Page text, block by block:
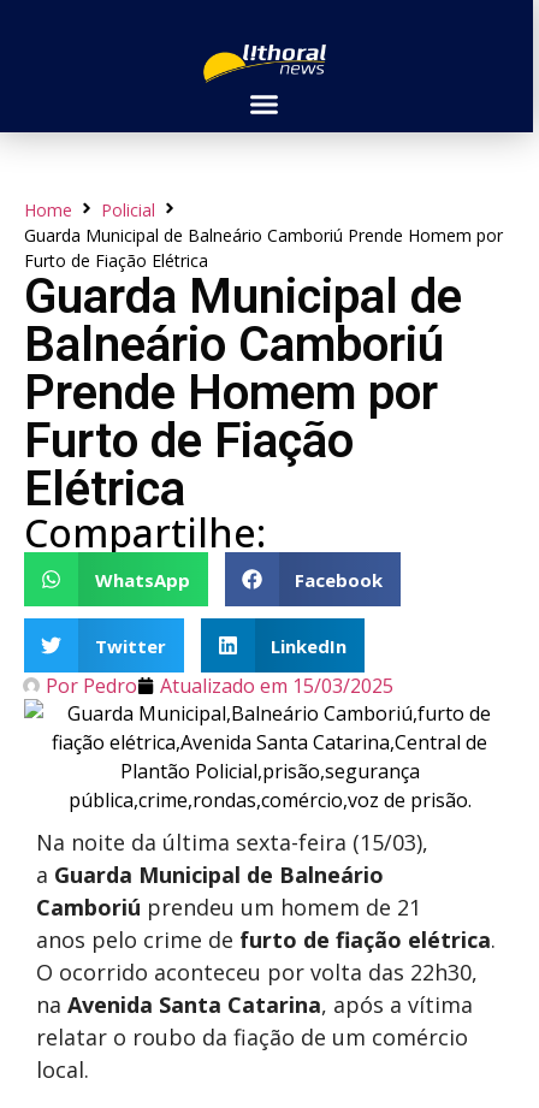
Home
Policial
Guarda Municipal de Balneário Camboriú Prende Homem por
Furto de Fiação Elétrica
Guarda Municipal de
Balneário Camboriú
Prende Homem por
Furto de Fiação
Elétrica
Compartilhe:
WhatsApp Facebook
Twitter LinkedIn
Por Pedro Atualizado em 15/03/2025
Na noite da última sexta-feira (15/03),
a Guarda Municipal de Balneário
Camboriú prendeu um homem de 21
anos pelo crime de furto de fiação elétrica.
O ocorrido aconteceu por volta das 22h30,
na Avenida Santa Catarina, após a vítima
relatar o roubo da fiação de um comércio
local.